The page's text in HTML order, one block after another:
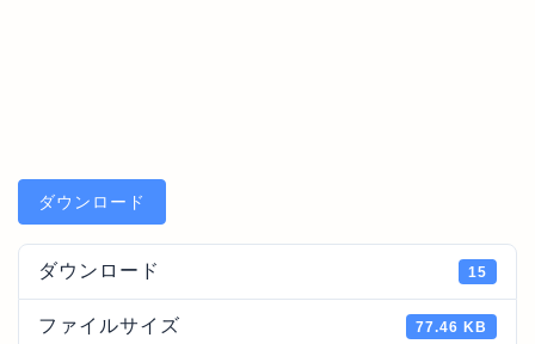
ダウンロード
ダウンロード 15
ファイルサイズ 77.46 KB